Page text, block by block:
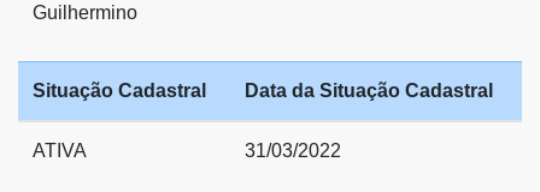
Guilhermino
Situação Cadastral Data da Situação Cadastral
ATIVA 31/03/2022